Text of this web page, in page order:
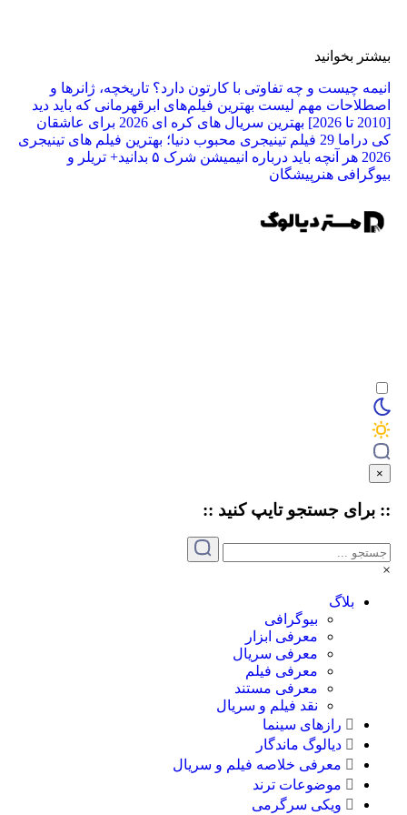
بخوانید
چیست و چه تفاوتی با کارتون دارد؟ تاریخچه، ژانرها و
مهم لیست بهترین فیلم‌های ابرقهرمانی که باید دید
بهترین سریال های کره ای 2026 برای عاشقان
29 فیلم تینیجری محبوب دنیا؛ بهترین فیلم‌ های تینیجری
هر آنچه باید درباره انیمیشن شرک ۵ بدانید+ تریلر و
هنرپیشگان
جستجوتایپ کنید ::
بلاگ
بیوگرافی
معرفی ابزار
معرفی سریال
معرفی فیلم
معرفی مستند
نقد فیلم و سریال
رازهای سینما
دیالوگ ماندگار
معرفی خلاصه فیلم و سریال
موضوعات ترند
ویکی سرگرمی